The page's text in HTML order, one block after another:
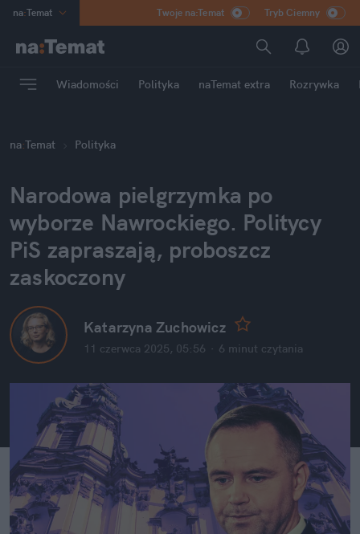
na:Temat
Poland
mama
Rozrywka
Twoje na:Temat Tryb Ciemny
Wiadomości Polityka naTemat extra Rozrywka
na:Temat Polityka
Narodowa pielgrzymka po
wyborze Nawrockiego. Politycy
PiS zapraszają, proboszcz
zaskoczony
Katarzyna Zuchowicz
11 czerwca 2025, 05:56 · 6 minut czytania